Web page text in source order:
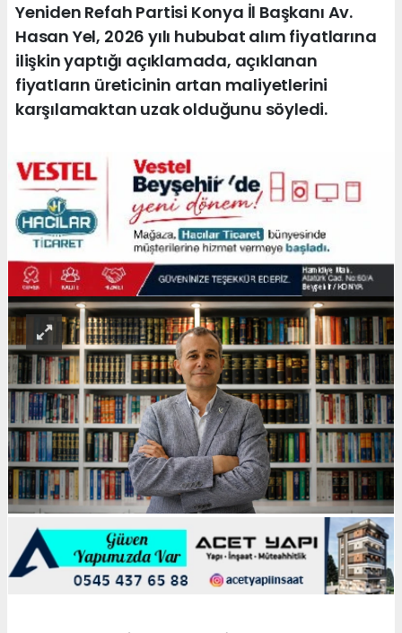
Yeniden Refah Partisi Konya İl Başkanı Av.
Hasan Yel, 2026 yılı hububat alım fiyatlarına
ilişkin yaptığı açıklamada, açıklanan
fiyatların üreticinin artan maliyetlerini
karşılamaktan uzak olduğunu söyledi.